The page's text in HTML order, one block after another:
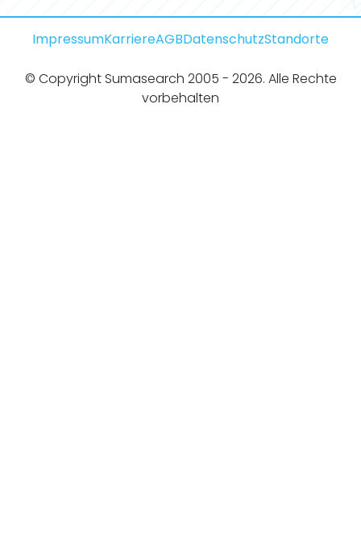
ImpressumKarriereAGBDatenschutzStandorte
© Copyright Sumasearch 2005 - 2026. Alle Rechte
vorbehalten